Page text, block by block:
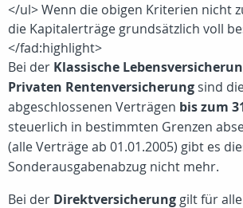
</ul> Wenn die obigen Kriterien nicht
die Kapitalerträge grundsätzlich voll
</fad:highlight>
Bei der Klassische
Privaten Rentenversicherung sind
abgeschlossenen Verträgen bis zum
steuerlich in bestimmten Grenzen
(alle Verträge ab 01.01.2005) gibt es
Sonderausgabenabzug nicht mehr.
Bei der Direktversicherung gilt für